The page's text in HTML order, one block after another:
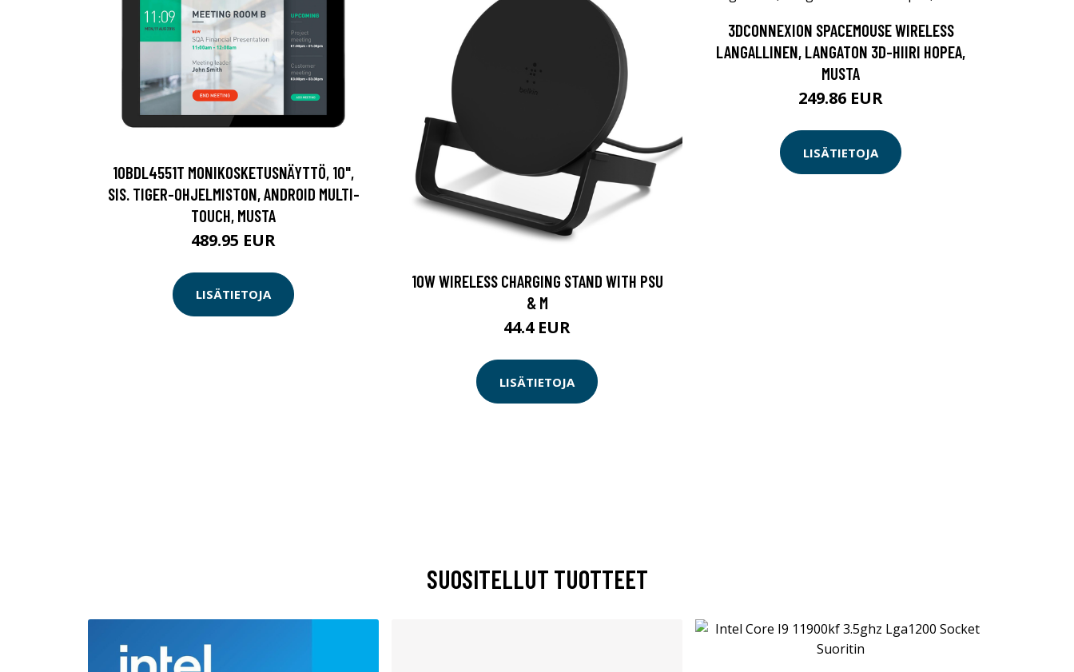
10BDL4551T MONIKOSKETUSNÄYTTÖ, 10",
SIS. TIGER-OHJELMISTON, ANDROID MULTI-
TOUCH, MUSTA
489.95 EUR
LISÄTIETOJA
10W WIRELESS CHARGING STAND WITH PSU
& M
44.4 EUR
LISÄTIETOJA
3DCONNEXION SPACEMOUSE WIRELESS
LANGALLINEN, LANGATON 3D-HIIRI HOPEA,
MUSTA
249.86 EUR
LISÄTIETOJA
SUOSITELLUT TUOTTEET